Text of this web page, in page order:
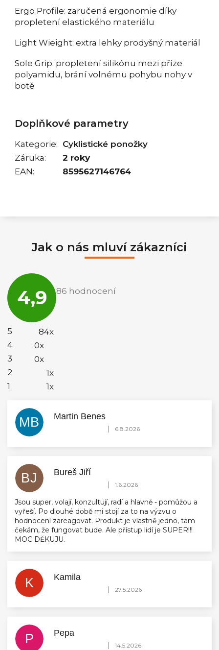
Ergo Profile: zaručená ergonomie díky
propletení elastického materiálu
Light Wieight: extra lehky prodyšný materiál
Sole Grip: propletení silikónu mezi příze
polyamidu, brání volnému pohybu nohy v
botě
Doplňkové parametry
Kategorie: Cyklistické ponožky
Záruka:
2 roky
EAN: 8595627146764
Jak o nás mluví zákazníci
4,9
hodnocení
obchodu
je
86 hodnocení
5
84x
4
0x
3
0x
2
1x
1
1x
MB Martin Benes
Hodnocení obchodu je 5 z 5 hvězdiček.
| 6.8.2026
BJ Bureš Jiří
Hodnocení obchodu je 5 z 5 hvězdiček.
| 1.6.2026
Jsou super, volají, konzultují, radí a hlavně - pomůžou a
vyřeší. Po dlouhé době mi stojí za to na výzvu o
hodnocení zareagovat. Produkt je vlastně jedno, tam
čekám, že fungovat bude. Ale přístup lidí je SUPER!!!
MOC DĚKUJU.
K Kamila
Hodnocení obchodu je 5 z 5 hvězdiček.
| 27.5.2026
P Pepa
Hodnocení obchodu je 5 z 5 hvězdiček.
| 14.5.2026